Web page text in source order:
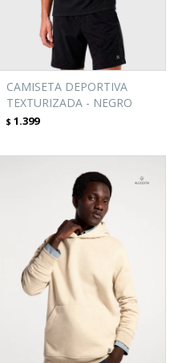
CAMISETA DEPORTIVA
TEXTURIZADA - NEGRO
$ 1.399